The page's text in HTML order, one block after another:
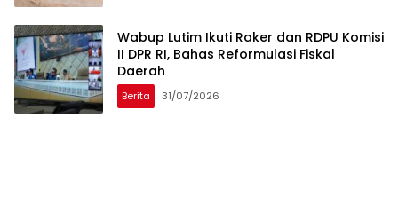
Wabup Lutim Ikuti Raker dan RDPU Komisi
II DPR RI, Bahas Reformulasi Fiskal
Daerah
Berita 31/07/2026